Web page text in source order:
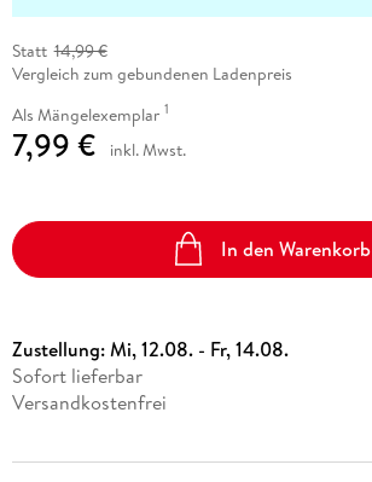
Statt 14,99 €
Vergleich zum gebundenen Ladenpreis
Als Mängelexemplar 1
7,99 € inkl. Mwst.
In den Warenkorb
Zustellung:Mi, 12.08. - Fr, 14.08.
Sofort lieferbar
Versandkostenfrei